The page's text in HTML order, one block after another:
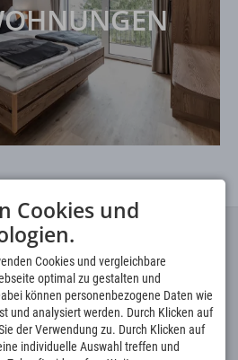
TELEFON HOTLINE
Sie erreichen uns am besten per
E-Mail bzw. über eineAnfrage
Per Telefon von Mo - Fr 8 - 16
Uhr unter
0049 8321 677 120
QUICKLINKS
Cookies und
Cookies und vergleichbare
optimal zu gestalten und
können personenbezogene Daten wie
und analysiert werden. Durch Klicken auf
der Verwendung zu. Durch Klicken auf
individuelle Auswahl treffen und